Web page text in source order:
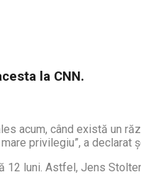
la CNN.
acum, când există un
privilegiu”, a declarat
12 luni. Astfel, Jens